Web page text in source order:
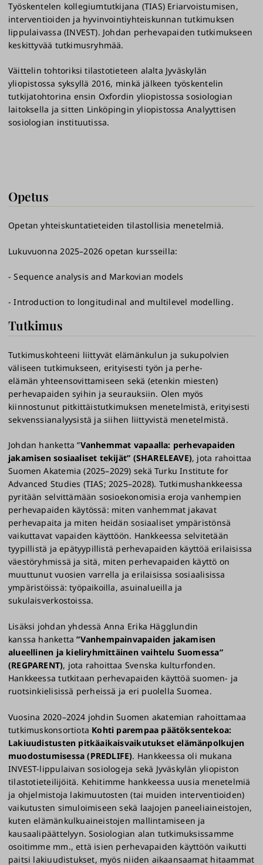
Työskentelen kollegiumtutkijana (TIAS) Eriarvoistumisen,
interventioiden ja hyvinvointiyhteiskunnan tutkimuksen
lippulaivassa (INVEST). Johdan perhevapaiden tutkimukseen
keskittyvää tutkimusryhmää.
Väittelin tohtoriksi tilastotieteen alalta Jyväskylän
yliopistossa syksyllä 2016, minkä jälkeen työskentelin
tutkijatohtorina ensin Oxfordin yliopistossa sosiologian
laitoksella ja sitten Linköpingin yliopistossa Analyyttisen
sosiologian instituutissa.
Opetus
Opetan yhteiskuntatieteiden tilastollisia menetelmiä.
Lukuvuonna 2025–2026 opetan kursseilla:
- Sequence analysis and Markovian models
- Introduction to longitudinal and multilevel modelling.
Tutkimus
Tutkimuskohteeni liittyvät elämänkulun ja sukupolvien
väliseen tutkimukseen, erityisesti työn ja perhe-
elämän yhteensovittamiseen sekä (etenkin miesten)
perhevapaiden syihin ja seurauksiin. Olen myös
kiinnostunut pitkittäistutkimuksen menetelmistä, erityisesti
sekvenssianalyysistä ja siihen liittyvistä menetelmistä.
Johdan hanketta ”Vanhemmat vapaalla: perhevapaiden
jakamisen sosiaaliset tekijät” (SHARELEAVE), jota rahoittaa
Suomen Akatemia (2025–2029) sekä Turku Institute for
Advanced Studies (TIAS; 2025–2028). Tutkimushankkeessa
pyritään selvittämään sosioekonomisia eroja vanhempien
perhevapaiden käytössä: miten vanhemmat jakavat
perhevapaita ja miten heidän sosiaaliset ympäristönsä
vaikuttavat vapaiden käyttöön. Hankkeessa selvitetään
tyypillistä ja epätyypillistä perhevapaiden käyttöä erilaisissa
väestöryhmissä ja sitä, miten perhevapaiden käyttö on
muuttunut vuosien varrella ja erilaisissa sosiaalisissa
ympäristöissä: työpaikoilla, asuinalueilla ja
sukulaisverkostoissa.
Lisäksi johdan yhdessä Anna Erika Hägglundin
kanssa hanketta”Vanhempainvapaiden jakamisen
alueellinen ja kieliryhmittäinen vaihtelu Suomessa”
(REGPARENT), jota rahoittaa Svenska kulturfonden.
Hankkeessa tutkitaan perhevapaiden käyttöä suomen- ja
ruotsinkielisissä perheissä ja eri puolella Suomea.
Vuosina 2020–2024 johdin Suomen akatemian rahoittamaa
tutkimuskonsortiota Kohti parempaa päätöksentekoa:
Lakiuudistusten pitkäaikaisvaikutukset elämänpolkujen
muodostumisessa (PREDLIFE). Hankkeessa oli mukana
INVEST-lippulaivan sosiologeja sekä Jyväskylän yliopiston
tilastotieteilijöitä. Kehitimme hankkeessa uusia menetelmiä
ja ohjelmistoja lakimuutosten (tai muiden interventioiden)
vaikutusten simuloimiseen sekä laajojen paneeliaineistojen,
kuten elämänkulkuaineistojen mallintamiseen ja
kausaalipäättelyyn. Sosiologian alan tutkimuksissamme
osoitimme mm., että isien perhevapaiden käyttöön vaikutti
paitsi lakiuudistukset, myös niiden aikaansaamat hitaammat